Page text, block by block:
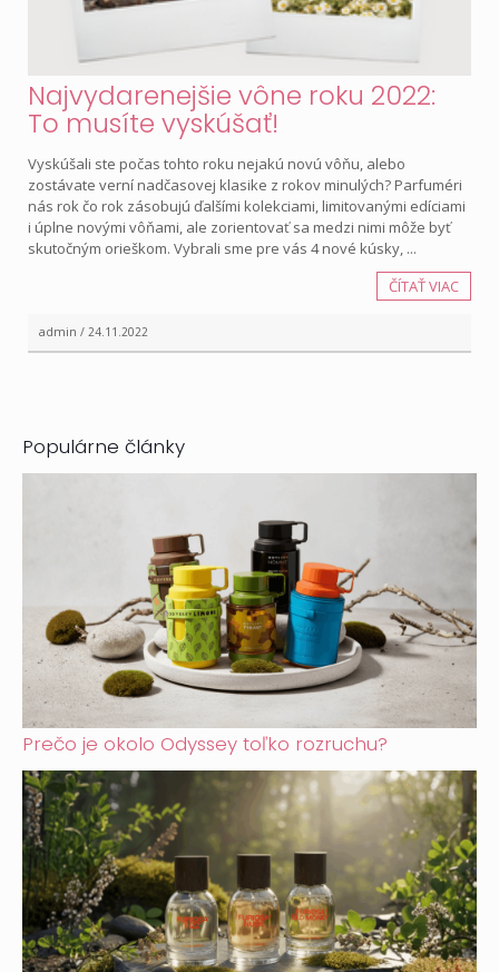
Najvydarenejšie vône roku 2022:
To musíte vyskúšať!
Vyskúšali ste počas tohto roku nejakú novú vôňu, alebo
zostávate verní nadčasovej klasike z rokov minulých? Parfuméri
nás rok čo rok zásobujú ďalšími kolekciami, limitovanými edíciami
i úplne novými vôňami, ale zorientovať sa medzi nimi môže byť
skutočným orieškom. Vybrali sme pre vás 4 nové kúsky, ...
ČÍTAŤ VIAC
admin / 24.11.2022
Populárne články
Prečo je okolo Odyssey toľko rozruchu?